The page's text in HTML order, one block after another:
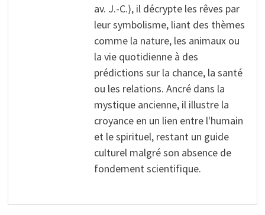
av. J.-C.), il décrypte les rêves par
leur symbolisme, liant des thèmes
comme la nature, les animaux ou
la vie quotidienne à des
prédictions sur la chance, la santé
ou les relations. Ancré dans la
mystique ancienne, il illustre la
croyance en un lien entre l'humain
et le spirituel, restant un guide
culturel malgré son absence de
fondement scientifique.